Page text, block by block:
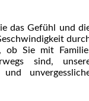
das Gefühl und
ob Sie mit
sind,